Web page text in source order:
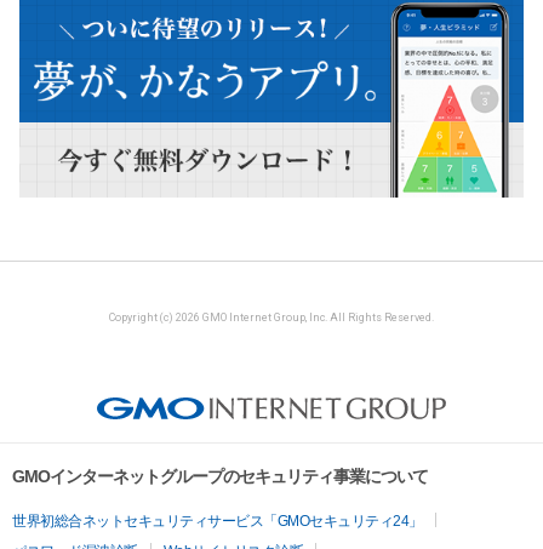
Copyright (c) 2026 GMO Internet Group, Inc. All Rights Reserved.
GMOインターネットグループのセキュリティ事業について
世界初総合ネットセキュリティサービス「GMOセキュリティ24」